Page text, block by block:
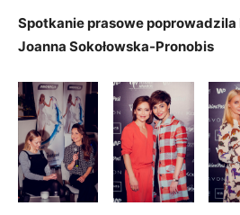
Spotkanie prasowe poprowadzila
Joanna Sokołowska-Pronobis